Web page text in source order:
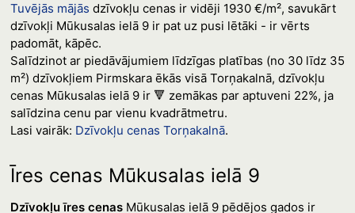
Tuvējās mājās dzīvokļu cenas ir vidēji 1930 €/m², savukārt
dzīvokļi Mūkusalas ielā 9 ir pat uz pusi lētāki - ir vērts
padomāt, kāpēc.
Salīdzinot ar piedāvājumiem līdzīgas platības (no 30 līdz 35
m²) dzīvokļiem Pirmskara ēkās visā Torņakalnā, dzīvokļu
cenas Mūkusalas ielā 9 ir 🔻 zemākas par aptuveni 22%, ja
salīdzina cenu par vienu kvadrātmetru.
Lasi vairāk: Dzīvokļu cenas Torņakalnā.
Īres cenas Mūkusalas ielā 9
Dzīvokļu īres cenasMūkusalas ielā 9 pēdējos gados ir